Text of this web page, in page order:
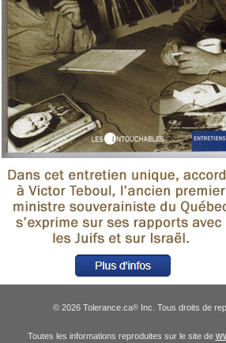
© 2026 Tolerance.ca®Inc. Tous droits de
Toutes les informations reproduites sur le site de